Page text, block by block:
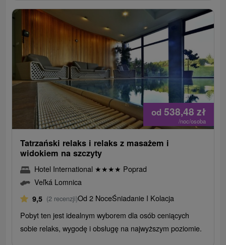
od 538,48 zł
/noc/osoba
Tatrzański relaks i relaks z masażem i
widokiem na szczyty
Hotel International ★★★★ Poprad
Veľká Lomnica
9,5 (2 recenzji)Od 2 NoceŚniadanie I Kolacja
Pobyt ten jest idealnym wyborem dla osób ceniących
sobie relaks, wygodę i obsługę na najwyższym poziomie.